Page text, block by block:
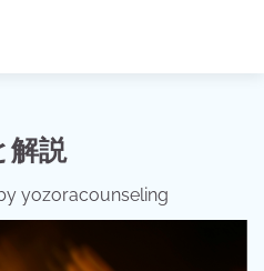
解説
yozoracounseling